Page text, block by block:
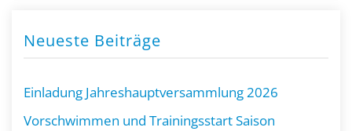
Neueste Beiträge
Einladung Jahreshauptversammlung 2026
Vorschwimmen und Trainingsstart Saison